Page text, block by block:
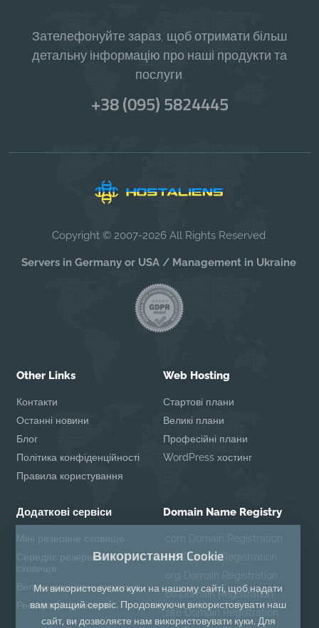
Зателефонуйте зараз, щоб отримати більш
детальну інформацію про наші продукти та
послуги.
+38 (095) 5824445
Copyright © 2007-2026 All Rights Reserved
Servers in Germany or USA / Management in Ukraine
Other Links
Контакти
Останні новини
Блог
Політика конфіденційності
Правила користування
Web Hosting
Стартові плани
Великі плани
Професійні плани
WordPress хостинг
Додаткові сервіси
Міні резервне сховище
Середнє резервне
сховище
Велике резервне сховище
Реєстрація доменів
Domain Name Registry
.com Domain Registration
.net Domain Registration
.org Domain Registration
.co Domain Registration
.site Domain Registration
Використання Cookie
Ми використовуємо куки на нашому сайті, щоб надати
вам кращий сервіс. Продовжуючи використовувати наш
сайт, ви дозволяєте нам використовувати куки. Для